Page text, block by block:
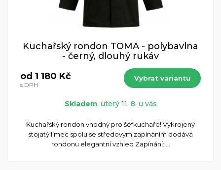
Kuchařský rondon TOMA - polybavlna
- černý, dlouhý rukáv
od 1 180 Kč
s DPH
Vybrat variantu
Skladem, úterý 11. 8. u vás
​Kuchařský rondon vhodný pro šéfkuchaře! Vykrojený
stojatý límec spolu se středovým zapínáním dodává
rondonu elegantní vzhled Zapínání: ...